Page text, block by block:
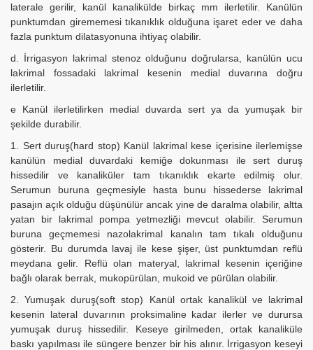
laterale gerilir, kanül kanalikülde birkaç mm ilerletilir. Kanülün
punktumdan girememesi tıkanıklık olduğuna işaret eder ve daha
fazla punktum dilatasyonuna ihtiyaç olabilir.
d. İrrigasyon lakrimal stenoz olduğunu doğrularsa, kanülün ucu
lakrimal fossadaki lakrimal kesenin medial duvarına doğru
ilerletilir.
e Kanül ilerletilirken medial duvarda sert ya da yumuşak bir
şekilde durabilir.
1. Sert duruş(hard stop) Kanül lakrimal kese içerisine ilerlemişse
kanülün medial duvardaki kemiğe dokunması ile sert duruş
hissedilir ve kanaliküler tam tıkanıklık ekarte edilmiş olur.
Serumun buruna geçmesiyle hasta bunu hissederse lakrimal
pasajın açık olduğu düşünülür ancak yine de daralma olabilir, altta
yatan bir lakrimal pompa yetmezliği mevcut olabilir. Serumun
buruna geçmemesi nazolakrimal kanalın tam tıkalı olduğunu
gösterir. Bu durumda lavaj ile kese şişer, üst punktumdan reflü
meydana gelir. Reflü olan materyal, lakrimal kesenin içeriğine
bağlı olarak berrak, mukopürülan, mukoid ve pürülan olabilir.
2. Yumuşak duruş(soft stop) Kanül ortak kanalikül ve lakrimal
kesenin lateral duvarının proksimaline kadar ilerler ve durursa
yumuşak duruş hissedilir. Keseye girilmeden, ortak kanaliküle
baskı yapılması ile süngere benzer bir his alınır. İrrigasyon keseyi